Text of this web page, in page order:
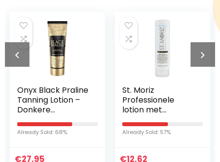
St. Moriz
Professionele
lotion met
zelfbruinend
effect met Duitse
markering, per
275 ml)
Already Sold: 57%
€12.62
Madonna Kalender
2022
Already Sold: 82%
€9.99